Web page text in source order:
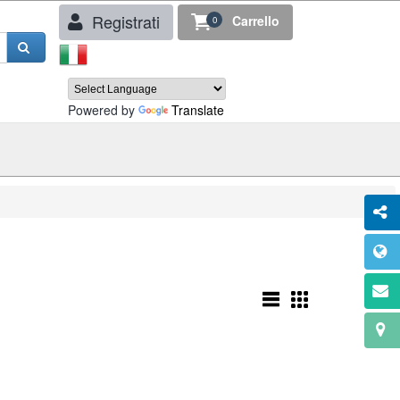
Registrati 0 Carrello
Powered by Translate